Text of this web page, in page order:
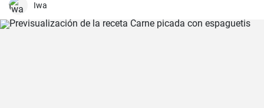
Iwa